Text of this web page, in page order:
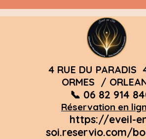
4 RUE DU PARADIS
ORMES /
📞 06 82 914
Réservation en
https://eveil-
soi.reservio.com/